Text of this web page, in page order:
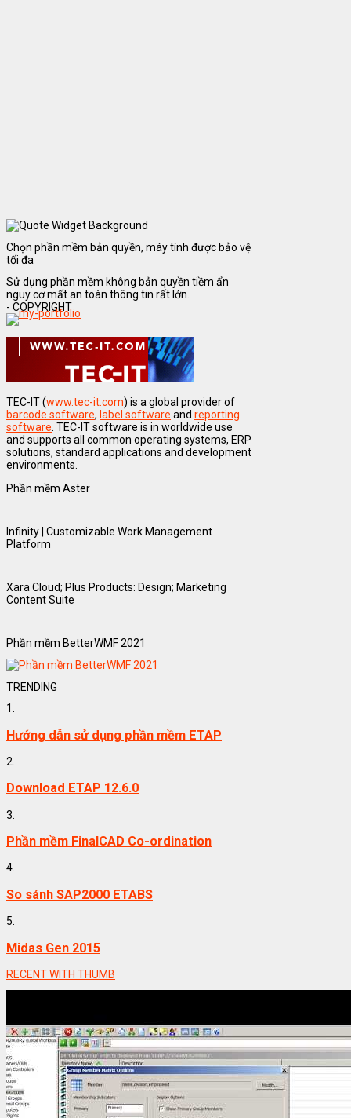
Chọn phần mềm bản quyền, máy tính được bảo vệ
tối đa
Sử dụng phần mềm không bản quyền tiềm ẩn
nguy cơ mất an toàn thông tin rất lớn.
- COPYRIGHT
TEC-IT (www.tec-it.com) is a global provider of
barcode software, label software and reporting
software . TEC-IT software is in worldwide use
and supports all common operating systems, ERP
solutions, standard applications and development
environments.
Phần mềm Aster
Infinity | Customizable Work Management
Platform
Xara Cloud; Plus Products: Design; Marketing
Content Suite
Phần mềm BetterWMF 2021
TRENDING
1.
Hướng dẫn sử dụng phần mềm ETAP
2.
Download ETAP 12.6.0
3.
Phần mềm FinalCAD Co-ordination
4.
So sánh SAP2000 ETABS
5.
Midas Gen 2015
RECENT WITH THUMB